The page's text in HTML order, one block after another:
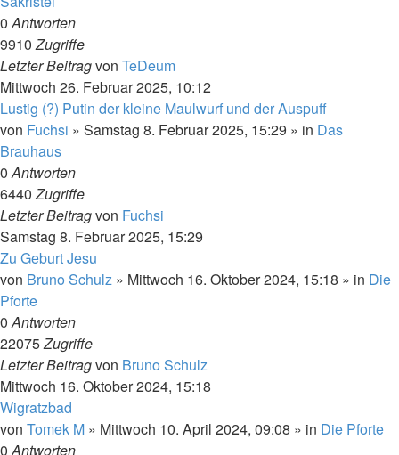
0Antworten
9910Zugriffe
Letzter Beitragvon TeDeum
Mittwoch 26. Februar 2025, 10:12
Lustig (?) Putin der kleine Maulwurf und der Auspuff
von Fuchsi » Samstag 8. Februar 2025, 15:29 » in Das
Brauhaus
0Antworten
6440Zugriffe
Letzter Beitragvon Fuchsi
Samstag 8. Februar 2025, 15:29
Zu Geburt Jesu
von Bruno Schulz » Mittwoch 16. Oktober 2024, 15:18 » in Die
Pforte
0Antworten
22075Zugriffe
Letzter Beitragvon Bruno Schulz
Mittwoch 16. Oktober 2024, 15:18
Wigratzbad
von Tomek M » Mittwoch 10. April 2024, 09:08 » in Die Pforte
0Antworten